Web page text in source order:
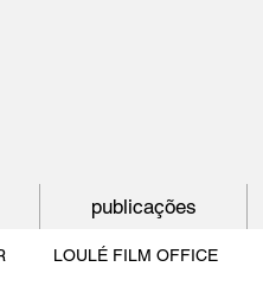
LOULÉ FILM OFFICE
publicações